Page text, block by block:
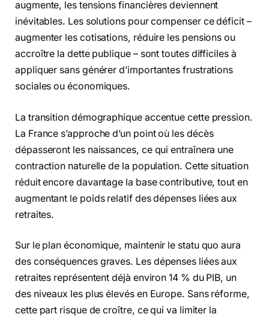
augmente, les tensions financières deviennent
inévitables. Les solutions pour compenser ce déficit –
augmenter les cotisations, réduire les pensions ou
accroître la dette publique – sont toutes difficiles à
appliquer sans générer d’importantes frustrations
sociales ou économiques.
La transition démographique accentue cette pression.
La France s’approche d’un point où les décès
dépasseront les naissances, ce qui entraînera une
contraction naturelle de la population. Cette situation
réduit encore davantage la base contributive, tout en
augmentant le poids relatif des dépenses liées aux
retraites.
Sur le plan économique, maintenir le statu quo aura
des conséquences graves. Les dépenses liées aux
retraites représentent déjà environ 14 % du PIB, un
des niveaux les plus élevés en Europe. Sans réforme,
cette part risque de croître, ce qui va limiter la